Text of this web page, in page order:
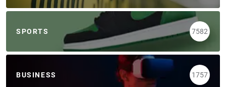
SPORTS 7582
BUSINESS 1757